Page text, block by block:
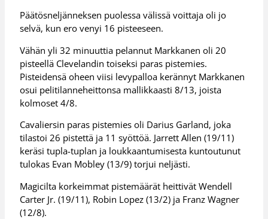
Päätösneljänneksen puolessa välissä voittaja oli jo
selvä, kun ero venyi 16 pisteeseen.
Vähän yli 32 minuuttia pelannut Markkanen oli 20
pisteellä Clevelandin toiseksi paras pistemies.
Pisteidensä oheen viisi levypalloa kerännyt Markkanen
osui pelitilanneheittonsa mallikkaasti 8/13, joista
kolmoset 4/8.
Cavaliersin paras pistemies oli Darius Garland, joka
tilastoi 26 pistettä ja 11 syöttöä. Jarrett Allen (19/11)
keräsi tupla-tuplan ja loukkaantumisesta kuntoutunut
tulokas Evan Mobley (13/9) torjui neljästi.
Magicilta korkeimmat pistemäärät heittivät Wendell
Carter Jr. (19/11), Robin Lopez (13/2) ja Franz Wagner
(12/8).